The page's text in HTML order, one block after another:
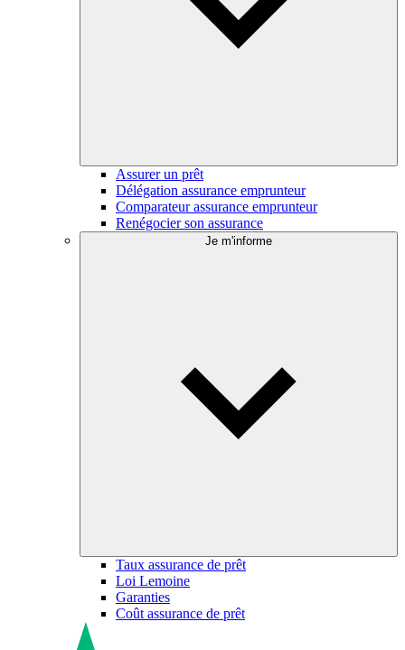
Assurer un prêt
Délégation assurance emprunteur
Comparateur assurance emprunteur
Renégocier son assurance
Je m'informe
Taux assurance de prêt
Loi Lemoine
Garanties
Coût assurance de prêt